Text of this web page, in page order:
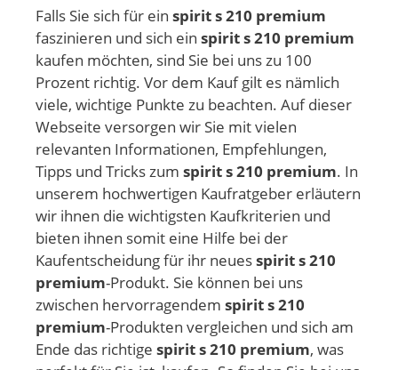
Falls Sie sich für ein spirit s 210 premium
faszinieren und sich ein spirit s 210 premium
kaufen möchten, sind Sie bei uns zu 100
Prozent richtig. Vor dem Kauf gilt es nämlich
viele, wichtige Punkte zu beachten. Auf dieser
Webseite versorgen wir Sie mit vielen
relevanten Informationen, Empfehlungen,
Tipps und Tricks zum spirit s 210 premium. In
unserem hochwertigen Kaufratgeber erläutern
wir ihnen die wichtigsten Kaufkriterien und
bieten ihnen somit eine Hilfe bei der
Kaufentscheidung für ihr neuesspirit s 210
premium-Produkt. Sie können bei uns
zwischen hervorragendem spirit s 210
premium-Produkten vergleichen und sich am
Ende das richtige spirit s 210 premium, was